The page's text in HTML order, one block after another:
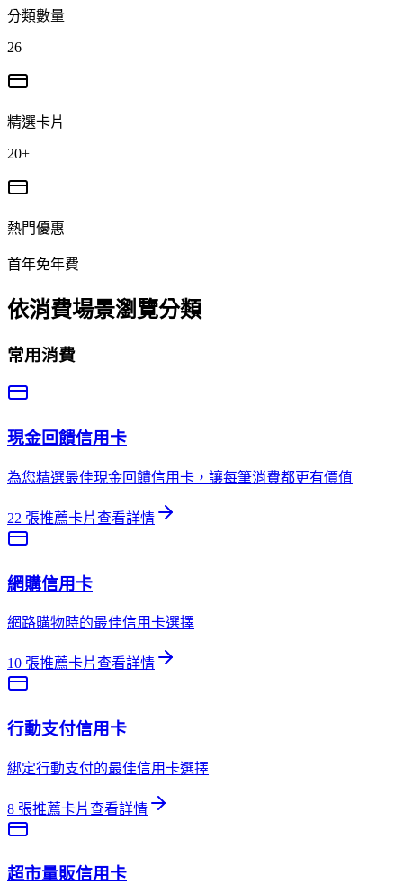
分類數量
26
精選卡片
20+
熱門優惠
首年免年費
依消費場景瀏覽分類
常用消費
現金回饋信用卡
為您精選最佳現金回饋信用卡，讓每筆消費都更有價值
22 張推薦卡片 查看詳情
網購信用卡
網路購物時的最佳信用卡選擇
10 張推薦卡片 查看詳情
行動支付信用卡
綁定行動支付的最佳信用卡選擇
8 張推薦卡片 查看詳情
超市量販信用卡